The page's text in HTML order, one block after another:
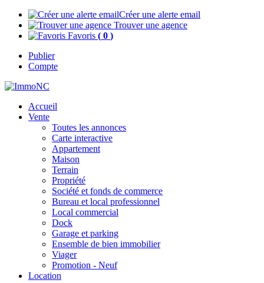
Créer une alerte email
Trouver une agence
Favoris ( 0 )
Publier
Compte
Accueil
Vente
Toutes les annonces
Carte interactive
Appartement
Maison
Terrain
Propriété
Société et fonds de commerce
Bureau et local professionnel
Local commercial
Dock
Garage et parking
Ensemble de bien immobilier
Viager
Promotion - Neuf
Location